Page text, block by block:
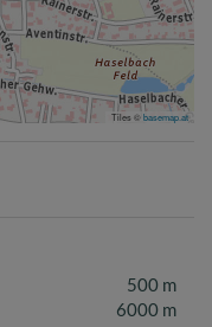
Tiles ©basemap.at
500 m
6000 m